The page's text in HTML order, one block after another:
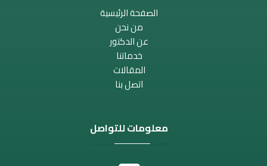
الصفحة الرئيسية
من نحن
عن الدكتور
خدماتنا
المقالات
اتصل بنا
معلومات للتواصل